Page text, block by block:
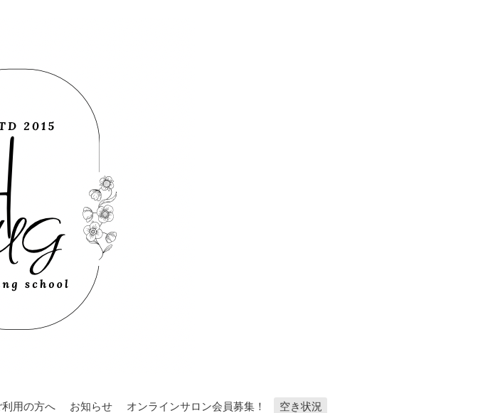
用の方へ お知らせ オンラインサロン会員募集！
空き状況